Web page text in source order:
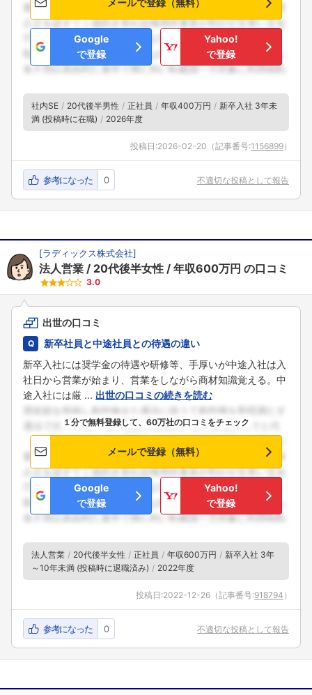
Google
で登録
Yahoo!
で登録
社内SE 20代後半男性 正社員 年収400万円
新卒入社 3年未
満 (投稿時に在職)
2026年度
投稿日:2026-02-20 （記事番号:1156899）
参考になった 0 不適切な投稿として報告
[ラディックス株式会社]
法人営業 20代後半女性 年収600万円 の口コミ
3.0
出世の口コミ
新卒社員と中途社員との待遇の違い
新卒入社には奨学金の待遇や研修等、手厚いが中途入社は入
社日から営業が始まり、営業をしながら商材知識覚える。中
途入社には厳 ... 出世の口コミの続きを読む
１分で無料登録して、60万社の口コミをチェック
メールで登録（無料）
Google
で登録
Yahoo!
で登録
法人営業 20代後半女性 正社員 年収600万円
新卒入社 3年
～10年未満 (投稿時に退職済み)
2022年度
投稿日:2022-12-26 （記事番号:918794 ）
参考になった 0 不適切な投稿として報告